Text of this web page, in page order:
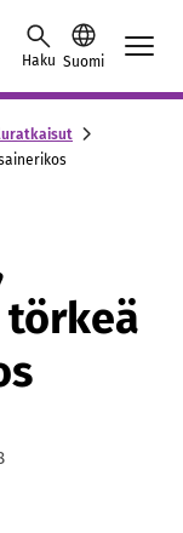
Haku Suomi
törkeä